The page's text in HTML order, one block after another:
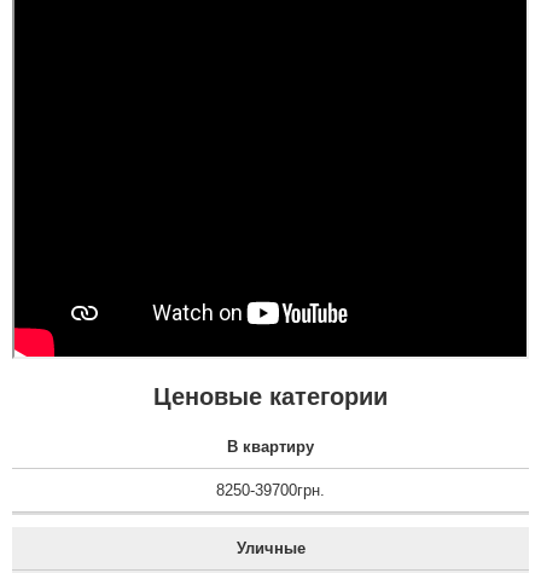
Ценовые категории
В квартиру
8250-39700грн.
Уличные